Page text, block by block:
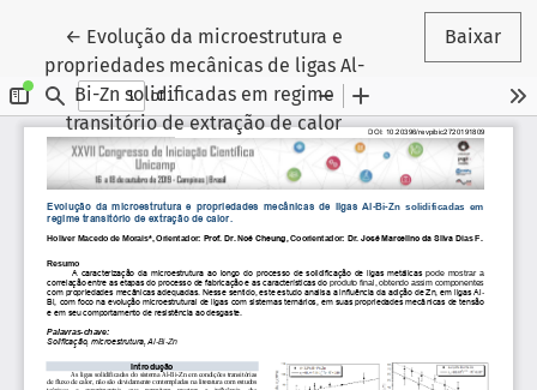
← Voltar aos Detalhes do Artigo
Evolução da microestrutura e
propriedades mecânicas de ligas Al-
Bi-Zn solidificadas em regime
transitório de extração de calor
Baixar